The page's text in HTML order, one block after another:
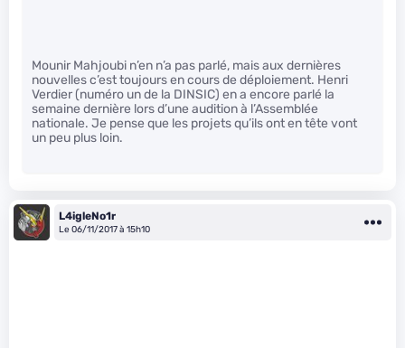
Mounir Mahjoubi n’en n’a pas parlé, mais aux dernières
nouvelles c’est toujours en cours de déploiement. Henri
Verdier (numéro un de la DINSIC) en a encore parlé la
semaine dernière lors d’une audition à l’Assemblée
nationale. Je pense que les projets qu’ils ont en tête vont
un peu plus loin.
L4igleNo1r
Le 06/11/2017 à 15h10